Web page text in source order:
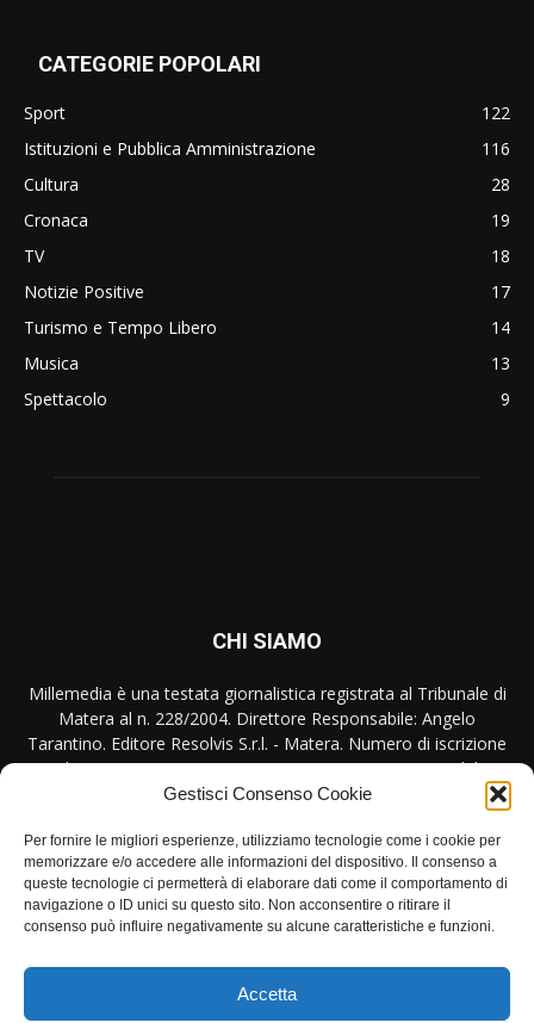
Gestisci Consenso Cookie
Per fornire le migliori esperienze, utilizziamo tecnologie come i cookie per
memorizzare e/o accedere alle informazioni del dispositivo. Il consenso a
queste tecnologie ci permetterà di elaborare dati come il comportamento di
navigazione o ID unici su questo sito. Non acconsentire o ritirare il
consenso può influire negativamente su alcune caratteristiche e funzioni.
Accetta
CATEGORIE POPOLARI
Sport
122
Istituzioni e Pubblica Amministrazione
116
Cultura
28
Cronaca
19
TV
18
Notizie Positive
17
Turismo e Tempo Libero
14
Musica
13
Spettacolo
9
CHI SIAMO
Millemedia è una testata giornalistica registrata al Tribunale di
Matera al n. 228/2004. Direttore Responsabile: Angelo
Tarantino. Editore Resolvis S.r.l. - Matera. Numero di iscrizione
al ROC Registro Operatori Comunicazione n. 17440 del
31/10/2007
Contattaci:redazione@millemedia.it
SEGUICI